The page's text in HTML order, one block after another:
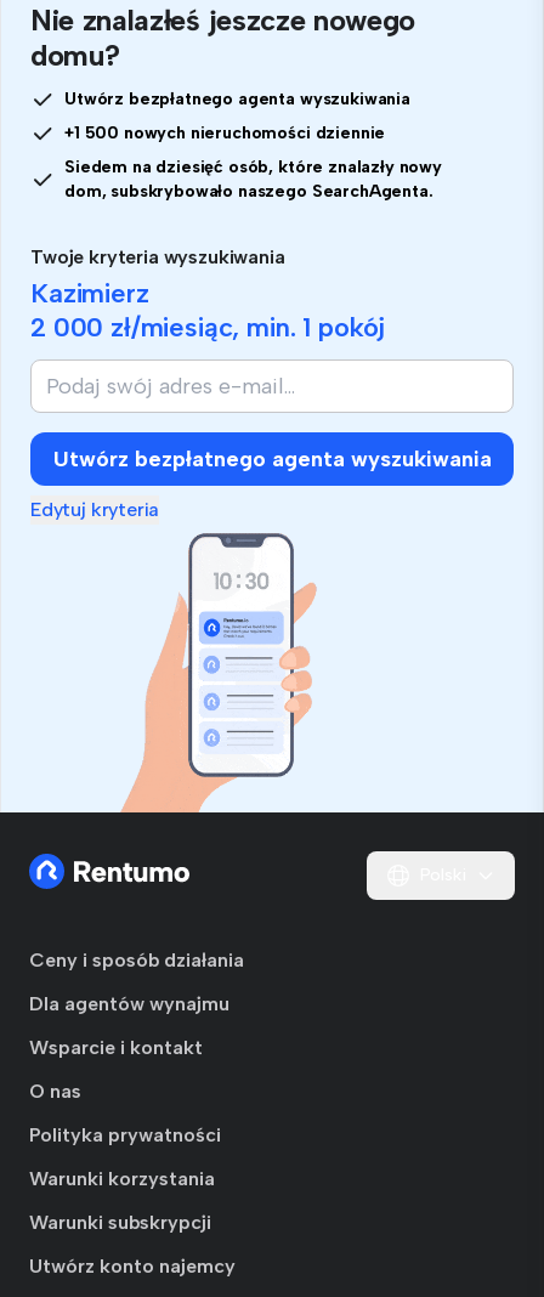
Nie znalazłeś jeszcze nowego
domu?
Utwórz bezpłatnego agenta wyszukiwania
+1 500 nowych nieruchomości dziennie
Siedem na dziesięć osób, które znalazły nowy
dom, subskrybowało naszego SearchAgenta.
Twoje kryteria wyszukiwania
Kazimierz
2 000 zł/miesiąc, min. 1 pokój
Utwórz bezpłatnego agenta wyszukiwania
Edytuj kryteria
Ceny i sposób działania
Dla agentów wynajmu
Wsparcie i kontakt
O nas
Polityka prywatności
Warunki korzystania
Warunki subskrypcji
Utwórz konto najemcy